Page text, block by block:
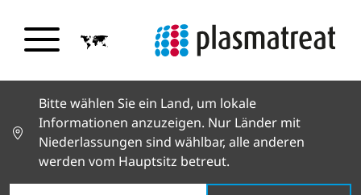
Bitte wählen Sie ein Land, um lokale
Informationen anzuzeigen. Nur Länder mit
Niederlassungen sind wählbar, alle anderen
werden vom Hauptsitz betreut.